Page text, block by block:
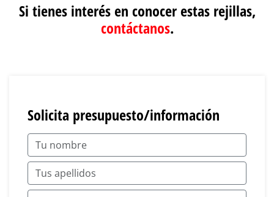
Si tienes interés en conocer estas rejillas,
contáctanos.
Solicita presupuesto/información